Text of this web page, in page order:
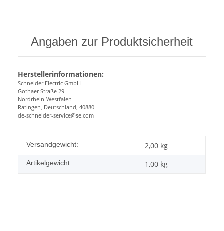
Angaben zur Produktsicherheit
Herstellerinformationen:
Schneider Electric GmbH
Gothaer Straße 29
Nordrhein-Westfalen
Ratingen, Deutschland, 40880
de-schneider-service@se.com
Versandgewicht: 2,00 kg
Artikelgewicht: 1,00 kg